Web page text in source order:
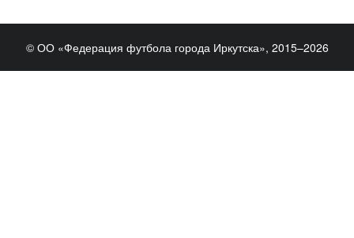
© ОО «Федерация футбола города Иркутска», 2015–2026